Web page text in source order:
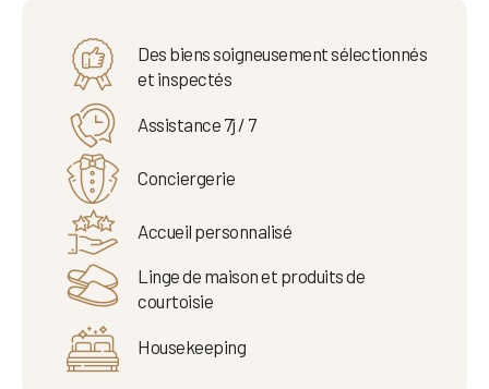
Des biens soigneusement sélectionnés
et inspectés
Assistance 7j / 7
Conciergerie
Accueil personnalisé
Linge de maison et produits de
courtoisie
Housekeeping